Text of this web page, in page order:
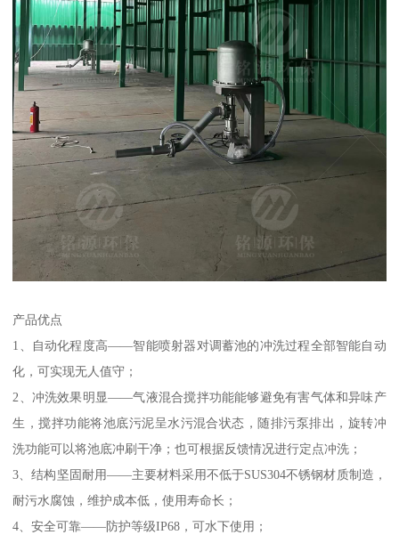
产品优点
1、自动化程度高——智能喷射器对调蓄池的冲洗过程全部智能自动
化，可实现无人值守；
2、冲洗效果明显——气液混合搅拌功能能够避免有害气体和异味产
生，搅拌功能将池底污泥呈水污混合状态，随排污泵排出，旋转冲
洗功能可以将池底冲刷干净；也可根据反馈情况进行定点冲洗；
3、结构坚固耐用——主要材料采用不低于SUS304不锈钢材质制造，
耐污水腐蚀，维护成本低，使用寿命长；
4、安全可靠——防护等级IP68，可水下使用；